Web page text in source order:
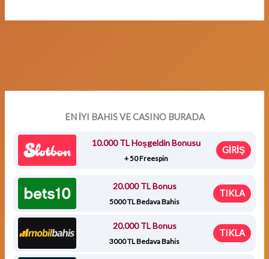
EN İYI BAHIS VE CASINO BURADA
10.000 TL Hoşgeldin Bonusu
+ 50 Freespin
GİRİŞ
20.000 TL Bonus
5000 TL Bedava Bahis
TIKLA
20.000 TL Bonus
3000 TL Bedava Bahis
TIKLA